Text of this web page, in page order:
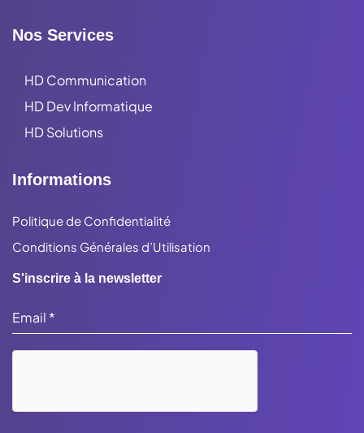
Nos Services
HD Communication
HD Dev Informatique
HD Solutions
Informations
Politique de Confidentialité
Conditions Générales d’Utilisation
S'inscrire à la newsletter
Email *